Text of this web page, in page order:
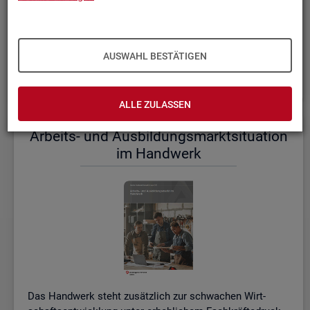
AUSWAHL BESTÄTIGEN
ALLE ZULASSEN
einem etwas er­höh­ten Ni­veau.
lich im ak­tu­el­len
Mo­nats­be­richt (PDF, 2MB)be­reit.
Ar­beits- und Aus­bil­dungs­markt­si­tua­ti­on
im Hand­werk
Das Hand­werk steht zu­sätz­lich zur schwa­chen Wirt­